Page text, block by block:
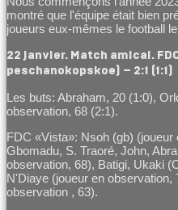
montré que l'équipe était bien
joueurs eux-mêmes le football
22 janvier. Match amical.
peschanokopskoe) – 2:1 (1:1)
Les buts: Abraham, 20 (1:0),
observation, 68 (2:1).
FDC «Vista»: Nsoh (gb)
Gbomadu, S. Traoré, John,
observation, 68), Batigi, Ukaki
N'Diaye (joueur en observation,
observation , 63).